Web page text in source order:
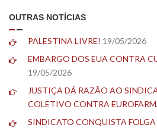
OUTRAS NOTÍCIAS
PALESTINA LIVRE! 19/05/2026
EMBARGO DOS EUA CONTRA
19/05/2026
JUSTIÇA DÁ RAZÃO AO
COLETIVO CONTRA
SINDICATO CONQUISTA